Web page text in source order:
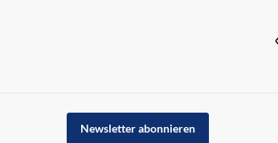
Newsletter abonnieren